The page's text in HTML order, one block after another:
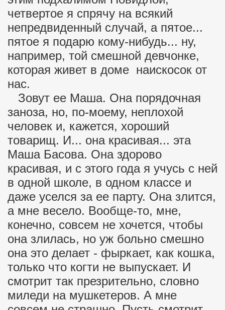
четвертое я спрячу на всякий
непредвиденный случай, а пятое...
пятое я подарю кому-нибудь... ну,
например, той смешной девчонке,
которая живет в доме наискосок от
нас.
Зовут ее Маша. Она порядочная
заноза, но, по-моему, неплохой
человек и, кажется, хороший
товарищ. И... она красивая... эта
Маша Басова. Она здорово
красивая, и с этого года я учусь с ней
в одной школе, в одном классе и
даже уселся за ее парту. Она злится,
а мне весело. Вообще-то, мне,
конечно, совсем не хочется, чтобы
она злилась, но уж больно смешно
она это делает - фыркает, как кошка,
только что когти не выпускает. И
смотрит так презрительно, словно
миледи на мушкетеров. А мне